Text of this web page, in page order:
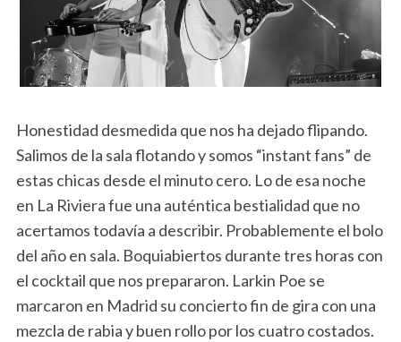
Honestidad desmedida que nos ha dejado flipando.
Salimos de la sala flotando y somos “instant fans” de
estas chicas desde el minuto cero. Lo de esa noche
en La Riviera fue una auténtica bestialidad que no
acertamos todavía a describir. Probablemente el bolo
del año en sala. Boquiabiertos durante tres horas con
el cocktail que nos prepararon. Larkin Poe se
marcaron en Madrid su concierto fin de gira con una
mezcla de rabia y buen rollo por los cuatro costados.